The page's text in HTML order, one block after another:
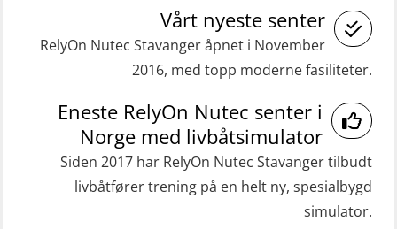
(Blended with Adaptive e-learning
practical) (RBSBLE026)
GWO: BST Refresher – Onshore
(Blended: e-learning practical)
(RBSBLE009)
Gass kurs H2S (OSP105)
Grunnleggende sikkerhetskurs –
inkl. brannslukning (FSC121)
Medisinsk behandling 40 t (MFA104)
Oppdatering medisinsk behandling 8
t (MFA107)
ROC sertifikat grunnleggende
Vårt nyeste senter
RelyOn Nutec Stavanger åpnet i November
2016, med topp moderne fasiliteter.
Eneste RelyOn Nutec senter i
Norge med livbåtsimulator
Siden 2017 har RelyOn Nutec Stavanger tilbudt
livbåtfører trening på en helt ny, spesialbygd
simulator.